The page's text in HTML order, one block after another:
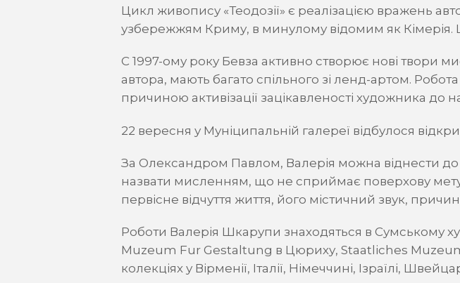
Цикл живопису «Теодозії» є реалізацією вражень
узбережжям Криму, в минулому відомим як Кімерія.
С 1997-ому року Бевза активно створює нові твори
автора, мають багато спільного зі ленд-артом.
причиною активізації зацікавленості художника до
22 вересня у Муніципальній галереї відбулося
За Олександром Павлом, Валерія можна віднести до
назвати мисленням, що не сприймає поверхову
первісне відчуття життя, його містичний звук,
Роботи Валерія Шкарупи знаходяться в Сумському
Muzeum Fur Gestaltung в Цюриху, Staatliches
колекціях у Вірменії, Італії, Німеччині, Ізраїлі,